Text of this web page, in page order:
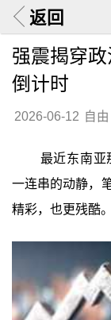
返回
强震揭穿
倒计时
2026-06-12 自由
最近东南
一连串的动静，
精彩，也更残酷。